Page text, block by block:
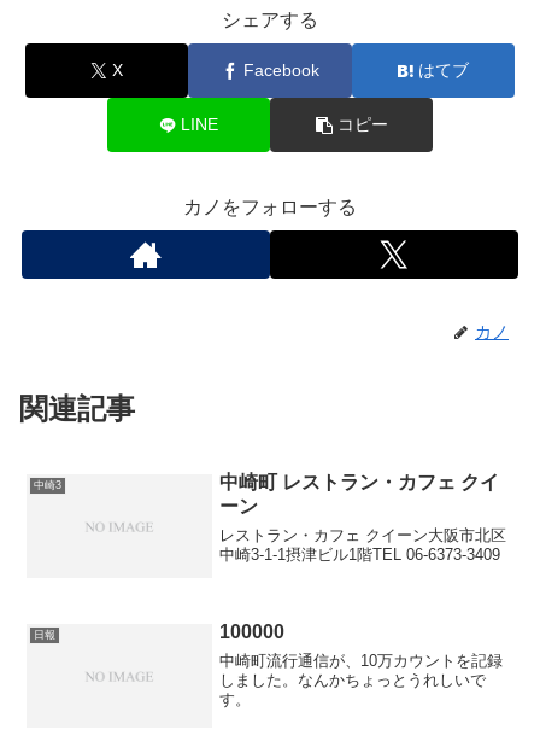
シェアする
X Facebook はてブ
LINE コピー
カノをフォローする
カノ
関連記事
中崎3
中崎町 レストラン・カフェ クイ
ーン
レストラン・カフェ クイーン大阪市北区
中崎3-1-1摂津ビル1階TEL 06-6373-3409
日報 100000
中崎町流行通信が、10万カウントを記録
しました。なんかちょっとうれしいで
す。